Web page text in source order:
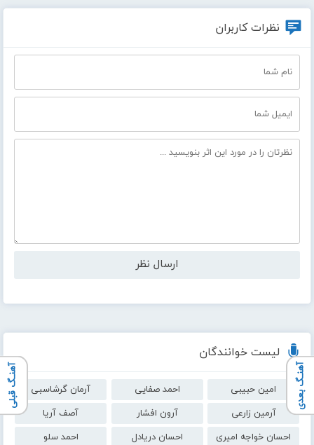
لیست خوانندگان
امین حبیبی احمد صفایی
آرمان گرشاسبی
آرمین زارعی
آرون افشار
آصف آریا
احسان خواجه امیری
احسان دریادل
احمد سلو
آهنـگ بعدی آهنـگ قبلی
نظرات کاربران